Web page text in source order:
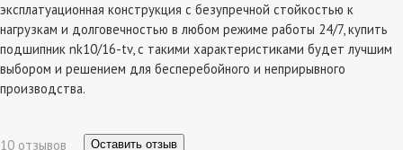
эксплатуационная конструкция с безупречной стойкостью к
нагрузкам и долговечностью в любом режиме работы 24/7, купить
подшипник nk10/16-tv, с такими характеристиками будет лучшим
выбором и решением для бесперебойного и неприрывного
производства.
10 отзывов Оставить отзыв